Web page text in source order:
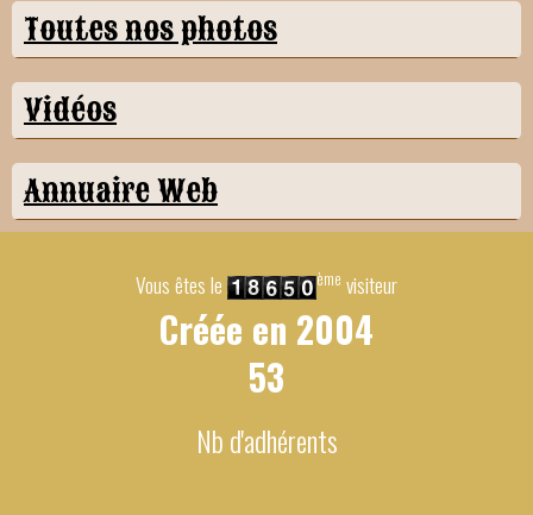
Toutes nos photos
Vidéos
Annuaire Web
Vous êtes le ème visiteur
Créée en 2004
53
Nb d'adhérents